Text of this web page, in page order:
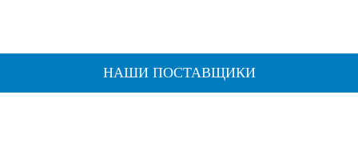
НАШИ ПОСТАВЩИКИ